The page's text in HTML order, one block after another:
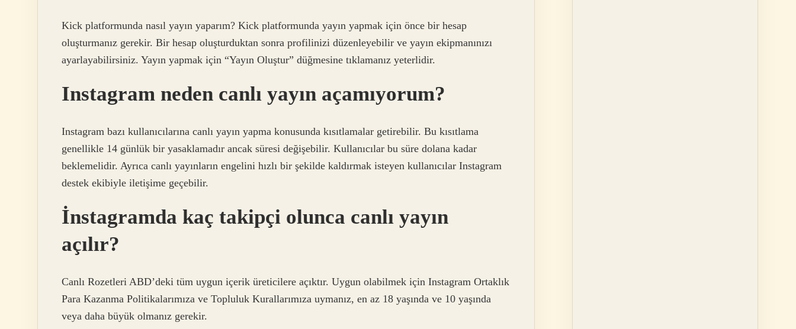
Kick platformunda nasıl yayın yaparım? Kick platformunda yayın yapmak için önce bir hesap
oluşturmanız gerekir. Bir hesap oluşturduktan sonra profilinizi düzenleyebilir ve yayın ekipmanınızı
ayarlayabilirsiniz. Yayın yapmak için “Yayın Oluştur” düğmesine tıklamanız yeterlidir.
Instagram neden canlı yayın açamıyorum?
Instagram bazı kullanıcılarına canlı yayın yapma konusunda kısıtlamalar getirebilir. Bu kısıtlama
genellikle 14 günlük bir yasaklamadır ancak süresi değişebilir. Kullanıcılar bu süre dolana kadar
beklemelidir. Ayrıca canlı yayınların engelini hızlı bir şekilde kaldırmak isteyen kullanıcılar Instagram
destek ekibiyle iletişime geçebilir.
İnstagramda kaç takipçi olunca canlı yayın
açılır?
Canlı Rozetleri ABD’deki tüm uygun içerik üreticilere açıktır. Uygun olabilmek için Instagram Ortaklık
Para Kazanma Politikalarımıza ve Topluluk Kurallarımıza uymanız, en az 18 yaşında ve 10 yaşında
veya daha büyük olmanız gerekir.